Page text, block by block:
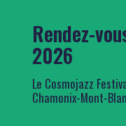
Rendez-
2026
Le Cosmojazz
Chamonix-Mont-